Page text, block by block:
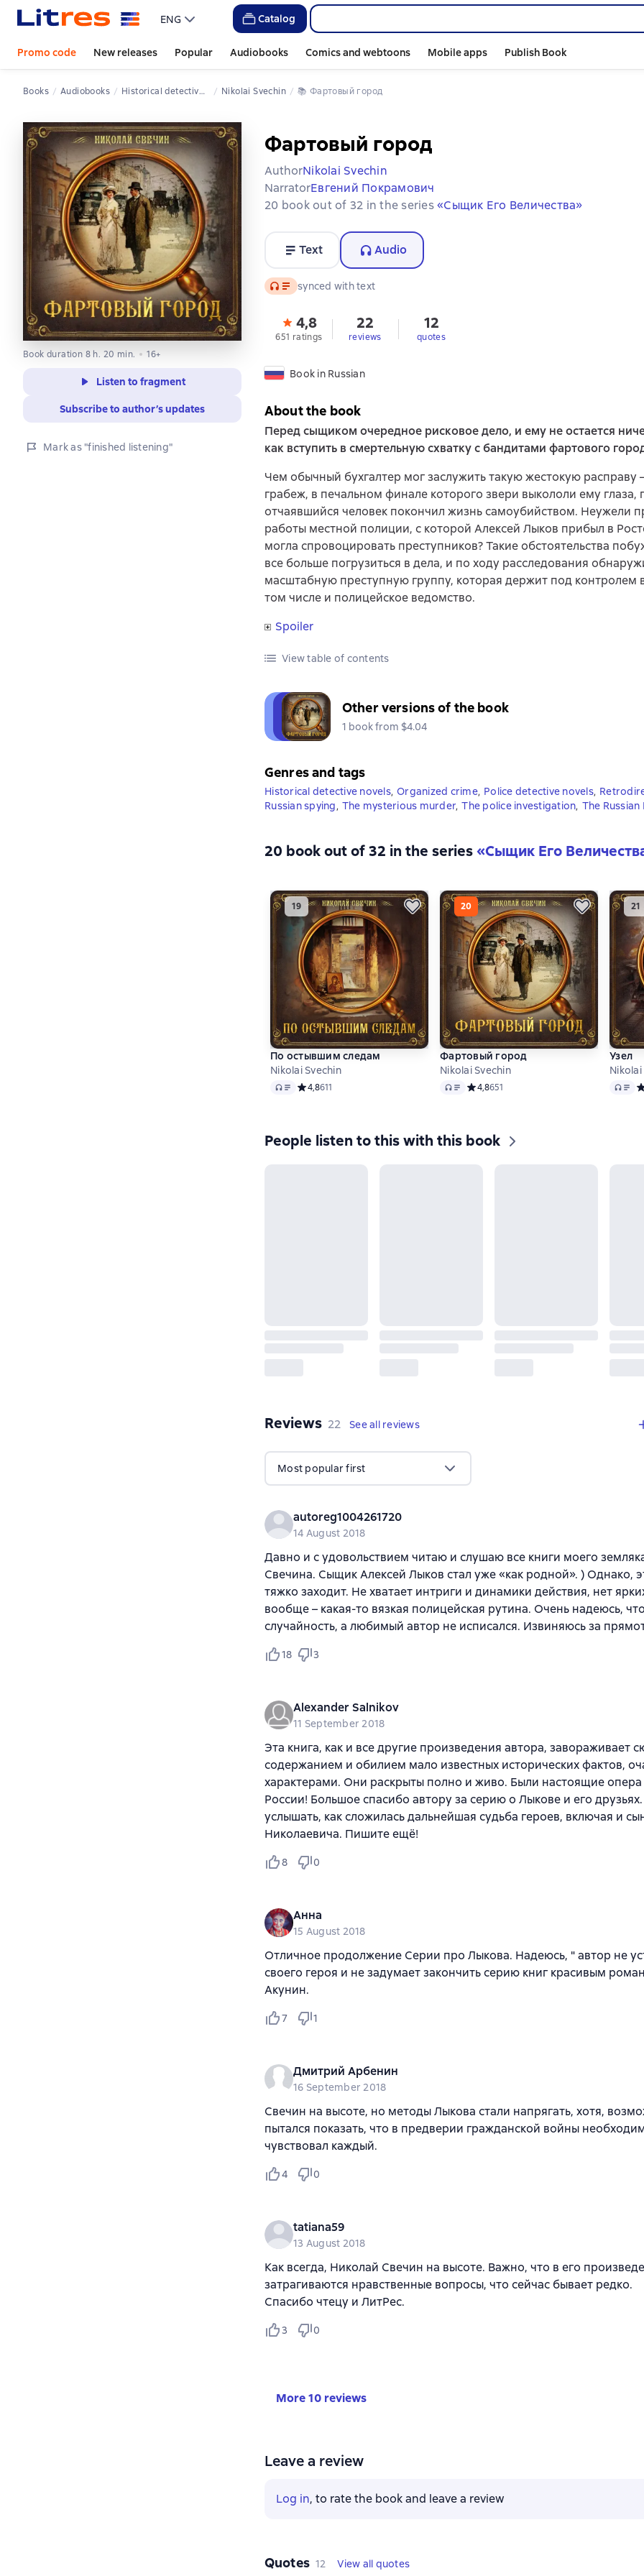
ENG Catalog
Promo code New releases Popular Audiobooks Comics and webtoons Mobile apps Publish Book
Books Audiobooks Historical detective novels Nikolai Svechin 📚 Фартовый город
Book duration 8 h. 20 min. 16+
Listen to fragment
Subscribe to author’s updates
Mark as "finished listening"
Фартовый город
AuthorNikolai Svechin
NarratorЕвгений Покрамович
20 book out of 32 in the series«Сыщик Его Величества»
Text Audio
Audio synced with text
4,8
651 ratings
22
reviews
12
quotes
Book in Russian
About the book
Перед сыщиком очередное рисковое дело, и ему не остается
как вступить в смертельную схватку с бандитами фартового
Чем обычный бухгалтер мог заслужить такую жестокую расправу
грабеж, в печальном финале которого звери выкололи ему глаза,
отчаявшийся человек покончил жизнь самоубийством. Неужели
работы местной полиции, с которой Алексей Лыков прибыл в
могла спровоцировать преступников? Такие обстоятельства
все больше погрузиться в дела, и по ходу расследования
масштабную преступную группу, которая держит под контролем
том числе и полицейское ведомство.
Spoiler
View table of contents
Other versions of the book
1 book from $4.04
Genres and tags
Historical detective novels, Organized crime, Police detective novels,
Russian spying, The mysterious murder, The police investigation, The Russian
20 book out of 32 in the series«Сыщик Его
По остывшим следам
Nikolai Svechin
Audio Средний рейтинг 4,8 на основе 611 оценок
4,8611
Фартовый город
Nikolai Svechin
Audio Средний рейтинг 4,8 на основе 651
4,8651
Узел
Nikolai
Audio
People listen to this with this book
Reviews 22 reviews
22 See all reviews
Most popular first
autoreg1004261720
14 August 2018
Давно и с удовольствием читаю и слушаю все книги моего
Свечина. Сыщик Алексей Лыков стал уже «как родной». ) Однако,
тяжко заходит. Не хватает интриги и динамики действия, нет
вообще – какая-то вязкая полицейская рутина. Очень надеюсь,
случайность, а любимый автор не исписался. Извиняюсь за
18 3
Alexander Salnikov
11 September 2018
Эта книга, как и все другие произведения автора, завораживает
содержанием и обилием мало известных исторических фактов,
характерами. Они раскрыты полно и живо. Были настоящие опера
России! Большое спасибо автору за серию о Лыкове и его
услышать, как сложилась дальнейшая судьба героев, включая и
Николаевича. Пишите ещё!
8 0
Анна
15 August 2018
Отличное продолжение Серии про Лыкова. Надеюсь, " автор не
своего героя и не задумает закончить серию книг красивым
Акунин.
7 1
Дмитрий Арбенин
16 September 2018
Свечин на высоте, но методы Лыкова стали напрягать, хотя,
пытался показать, что в предверии гражданской войны
чувствовал каждый.
4 0
tatiana59
13 August 2018
Как всегда, Николай Свечин на высоте. Важно, что в его
затрагиваются нравственные вопросы, что сейчас бывает редко.
Спасибо чтецу и ЛитРес.
3 0
More 10 reviews
Leave a review
Log in, to rate the book and leave a review
Quotes 12 View all quotes